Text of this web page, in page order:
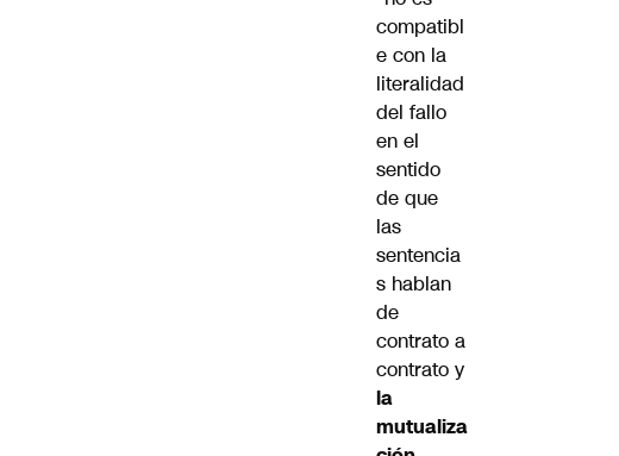
compatibl
e con la
literalidad
del fallo
en el
sentido
de que
las
sentencia
s hablan
de
contrato a
contrato y
la
mutualiza